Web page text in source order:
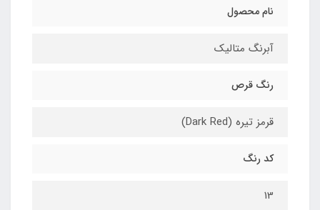
نام محصول
آبرنگ متالیک
رنگ قرص
قرمز تیره (Dark Red)
کد رنگ
13